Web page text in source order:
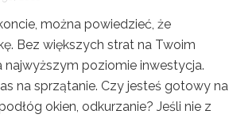
można powiedzieć, że
Bez większych strat na Twoim
najwyższym poziomie inwestycja.
na sprzątanie. Czy jesteś gotowy na
okien, odkurzanie? Jeśli nie z